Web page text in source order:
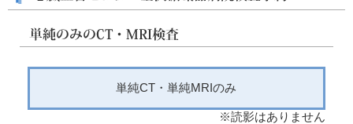
単純CT・単純MRIのみ
※読影はありません